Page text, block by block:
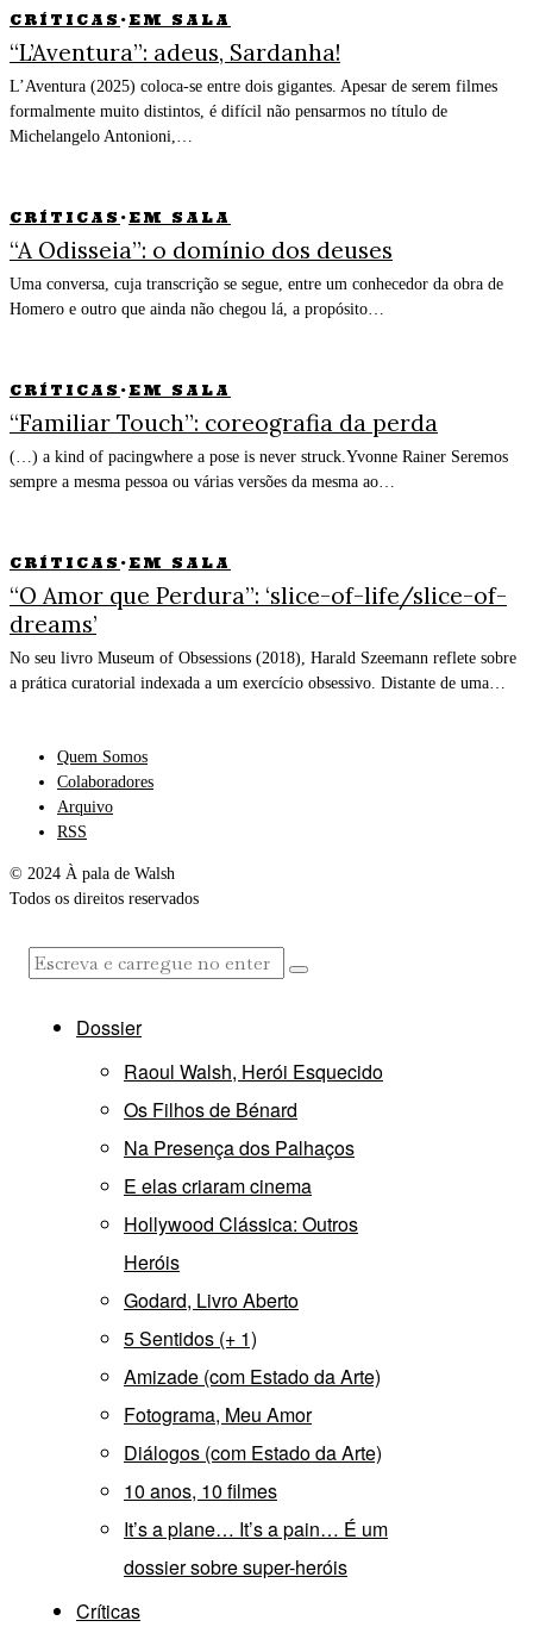
CRÍTICAS · EM SALA
“L’Aventura”: adeus, Sardanha!
L’Aventura (2025) coloca-se entre dois gigantes. Apesar de serem filmes
formalmente muito distintos, é difícil não pensarmos no título de
Michelangelo Antonioni,…
CRÍTICAS · EM SALA
“A Odisseia”: o domínio dos deuses
Uma conversa, cuja transcrição se segue, entre um conhecedor da obra de
Homero e outro que ainda não chegou lá, a propósito…
CRÍTICAS · EM SALA
“Familiar Touch”: coreografia da perda
(…) a kind of pacingwhere a pose is never struck.Yvonne Rainer Seremos
sempre a mesma pessoa ou várias versões da mesma ao…
CRÍTICAS · EM SALA
“O Amor que Perdura”: ‘slice-of-life/slice-of-
dreams’
No seu livro Museum of Obsessions (2018), Harald Szeemann reflete sobre
a prática curatorial indexada a um exercício obsessivo. Distante de uma…
Quem Somos
Colaboradores
Arquivo
RSS
© 2024 À pala de Walsh
Todos os direitos reservados
Dossier
Raoul Walsh, Herói Esquecido
Os Filhos de Bénard
Na Presença dos Palhaços
E elas criaram cinema
Hollywood Clássica: Outros
Heróis
Godard, Livro Aberto
5 Sentidos (+ 1)
Amizade (com Estado da Arte)
Fotograma, Meu Amor
Diálogos (com Estado da Arte)
10 anos, 10 filmes
It’s a plane… It’s a pain… É um
dossier sobre super-heróis
Críticas